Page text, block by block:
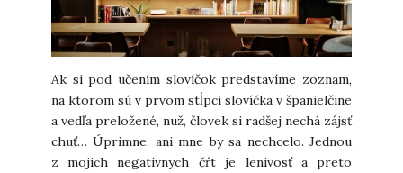
Ak si pod učením slovíčok predstavíme zoznam,
na ktorom sú v prvom stĺpci slovíčka v španielčine
a vedľa preložené, nuž, človek si radšej nechá zájsť
chuť… Úprimne, ani mne by sa nechcelo. Jednou
z mojich negatívnych čŕt je lenivosť a preto